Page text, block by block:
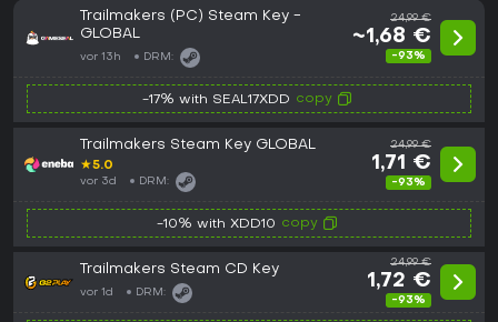
Trailmakers (PC) Steam Key -
GLOBAL
vor 13h DRM:
24,99 €
~1,68 €
-93%
-17% with SEAL17XDD copy
Trailmakers Steam Key GLOBAL
★5.0
vor 3d DRM:
24,99 €
1,71 €
-93%
-10% with XDD10 copy
Trailmakers Steam CD Key
vor 1d DRM:
24,99 €
1,72 €
-93%